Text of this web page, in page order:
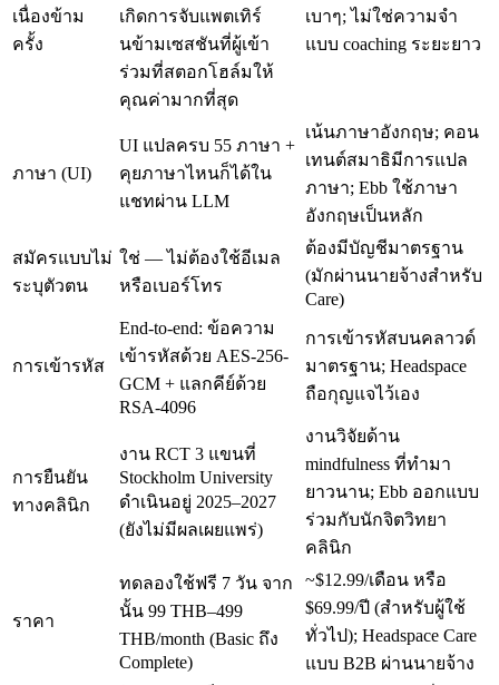
เนื่องข้าม
ครั้ง
เกิดการจับแพตเทิร์
นข้ามเซสชันที่ผู้เข้า
ร่วมที่สตอกโฮล์มให้
คุณค่ามากที่สุด
เบาๆ; ไม่ใช่ความจำ
แบบ coaching ระยะยาว
ภาษา (UI)
UI แปลครบ 55 ภาษา +
คุยภาษาไหนก็ได้ใน
แชทผ่าน LLM
เน้นภาษาอังกฤษ; คอน
เทนต์สมาธิมีการแปล
ภาษา; Ebb ใช้ภาษา
อังกฤษเป็นหลัก
สมัครแบบไม่
ระบุตัวตน
ใช่ — ไม่ต้องใช้อีเมล
หรือเบอร์โทร
ต้องมีบัญชีมาตรฐาน
(มักผ่านนายจ้างสำหรับ
Care)
การเข้ารหัส
End-to-end: ข้อความ
เข้ารหัสด้วย AES-256-
GCM + แลกคีย์ด้วย
RSA-4096
การเข้ารหัสบนคลาวด์
มาตรฐาน; Headspace
ถือกุญแจไว้เอง
การยืนยัน
ทางคลินิก
งาน RCT 3 แขนที่
Stockholm University
ดำเนินอยู่ 2025–2027
(ยังไม่มีผลเผยแพร่)
งานวิจัยด้าน
mindfulness ที่ทำมา
ยาวนาน; Ebb ออกแบบ
ร่วมกับนักจิตวิทยา
คลินิก
ราคา
ทดลองใช้ฟรี 7 วัน จาก
นั้น 99 THB–499
THB/month (Basic ถึง
Complete)
~$12.99/เดือน หรือ
$69.99/ปี (สำหรับผู้ใช้
ทั่วไป); Headspace Care
แบบ B2B ผ่านนายจ้าง